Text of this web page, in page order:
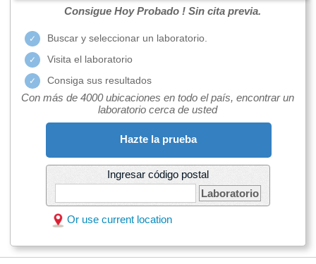
Consigue Hoy Probado ! Sin cita previa.
Buscar y seleccionar un laboratorio.
Visita el laboratorio
Consiga sus resultados
Con más de 4000 ubicaciones en todo el país, encontrar un
laboratorio cerca de usted
Hazte la prueba
Ingresar código postal
Laboratorio
Or use current location